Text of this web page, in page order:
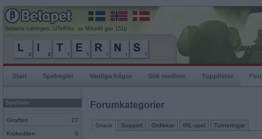
Senaste rullningen, LITeRNs, av Mike48 gav 151p
Start Spelregler Vanliga frågor Sök medlem Topplistor
Spelrum
Giraffen 27
Krokodilen 0
Forumkategorier
Snack Support Ordlekar IRL-spel Turneringar